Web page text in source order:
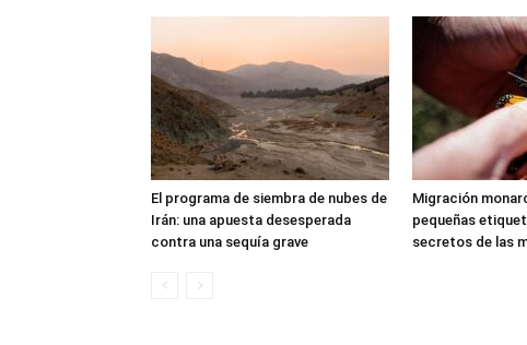
El programa de siembra de nubes de
Irán: una apuesta desesperada
contra una sequía grave
Migración
pequeñas
secretos de las